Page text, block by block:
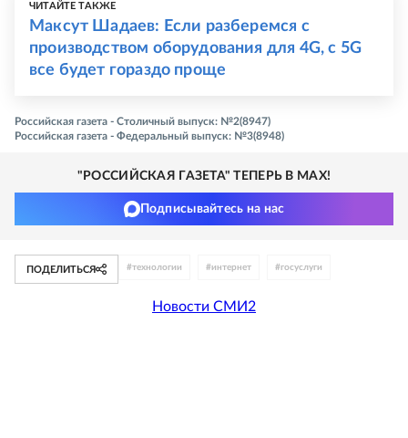
ЧИТАЙТЕ ТАКЖЕ
Максут Шадаев: Если разберемся с
производством оборудования для 4G, с 5G
все будет гораздо проще
Российская газета - Столичный выпуск: №2(8947)
Российская газета - Федеральный выпуск: №3(8948)
"РОССИЙСКАЯ ГАЗЕТА" ТЕПЕРЬ В MAX!
Подписывайтесь на нас
ПОДЕЛИТЬСЯ #технологии #интернет #госуслуги
Новости СМИ2